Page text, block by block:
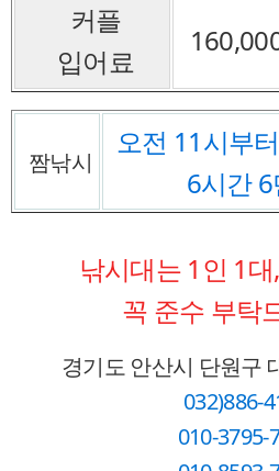
커플
입어료
짬낚시
오전 11시부
6시간
낚시대는 1인 1
꼭 준수 부탁
경기도 안산시 단원구
032)886-
010-3795-